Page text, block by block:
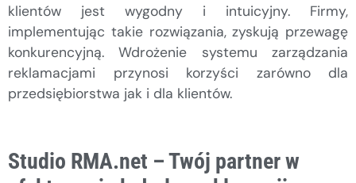
klientów jest wygodny i intuicyjny. Firmy,
implementując takie rozwiązania, zyskują przewagę
konkurencyjną. Wdrożenie systemu zarządzania
reklamacjami przynosi korzyści zarówno dla
przedsiębiorstwa jak i dla klientów.
Studio RMA.net – Twój partner w